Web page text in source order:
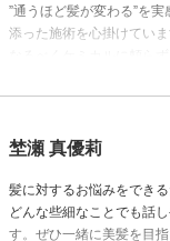
「脳のトリートメント」
す。オーガニック食材や
”通うほど髪が変わる”を
添った施術を心掛けていま
[得意なイメージ] ナチュ
頭皮を整え、髪が美しく
ご提供します。
[趣味・マイブーム]
埜瀬 真優莉
髪に対するお悩みをでき
どんな些細なことでも話
す。ぜひ一緒に美髪を目